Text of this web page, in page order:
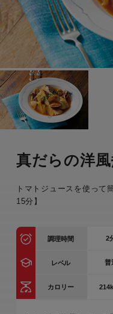
真だらの洋
トマトジュースを使って
15分】
調理時間 2
レベル 普
カロリー